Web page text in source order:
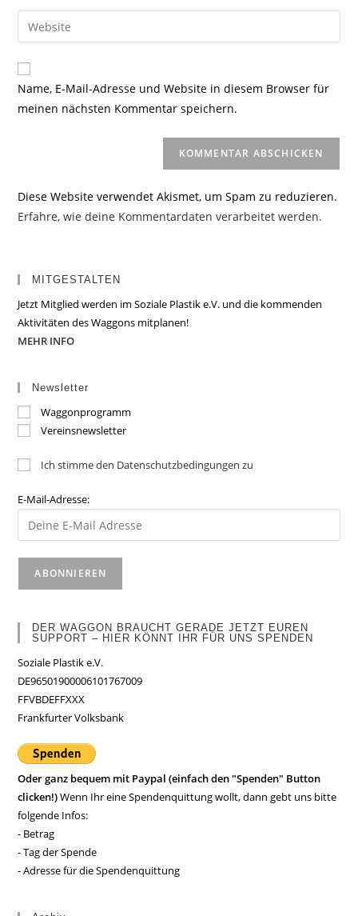
zum
Kommentieren
ein
E-
Mail-
zum
Kommentieren
ein
Gib
deine
Website-
URL
Name, E-Mail-Adresse und Website in diesem Browser für
meinen nächsten Kommentar speichern.
Diese Website verwendet Akismet, um Spam zu reduzieren.
Erfahre, wie deine Kommentardaten verarbeitet werden.
MITGESTALTEN
Jetzt Mitglied werden im Soziale Plastik e.V. und die kommenden
Aktivitäten des Waggons mitplanen!
MEHR INFO
Newsletter
Waggonprogramm
Vereinsnewsletter
Ich stimme den Datenschutzbedingungen zu
E-Mail-Adresse:
DER WAGGON BRAUCHT GERADE JETZT EUREN
SUPPORT – HIER KÖNNT IHR FÜR UNS SPENDEN
Soziale Plastik e.V.
DE96501900006101767009
FFVBDEFFXXX
Frankfurter Volksbank
Oder ganz bequem mit Paypal (einfach den "Spenden" Button
clicken!)Wenn Ihr eine Spendenquittung wollt, dann gebt uns bitte
folgende Infos:
- Betrag
- Tag der Spende
- Adresse für die Spendenquittung